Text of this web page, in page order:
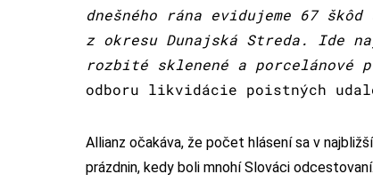
dnešného rána evidujeme 67 škôd
z okresu Dunajská Streda. Ide
rozbité sklenené a porcelánové
odboru likvidácie poistných
Allianz očakáva, že počet hlásení sa v
prázdnin, kedy boli mnohí Slováci odcestovaní.